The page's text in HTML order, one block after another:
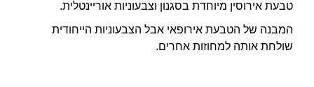
טבעת אירוסין מיוחדת בסגנון וצבעוניות אוריינטלית.
המבנה של הטבעת אירופאי אבל הצבעוניות הייחודית
שולחת אותה למחוזות אחרים.